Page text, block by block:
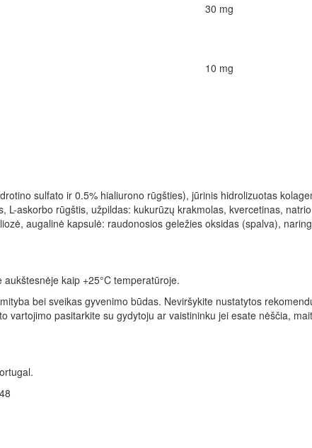
30 mg
10 mg
sulfato ir 0.5% hialiurono rūgšties), jūrinis hidrolizuotas
askorbo rūgštis, užpildas: kukurūzų krakmolas, kvercetinas,
augalinė kapsulė: raudonosios geležies oksidas (spalva),
kaip +25°C temperatūroje.
bei sveikas gyvenimo būdas. Neviršykite nustatytos
pasitarkite su gydytoju ar vaistininku jei esate nėščia,